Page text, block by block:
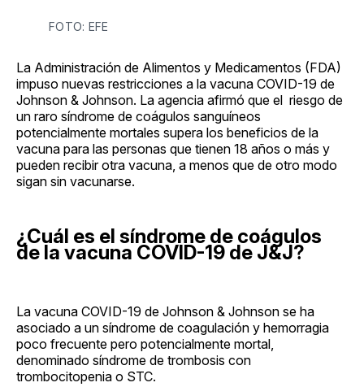
FOTO: EFE
La Administración de Alimentos y Medicamentos (FDA)
impuso nuevas restricciones a la vacuna COVID-19 de
Johnson & Johnson. La agencia afirmó que el riesgo de
un raro síndrome de coágulos sanguíneos
potencialmente mortales supera los beneficios de la
vacuna para las personas que tienen 18 años o más y
pueden recibir otra vacuna, a menos que de otro modo
sigan sin vacunarse.
¿Cuál es el síndrome de coágulos
de la vacuna COVID-19 de J&J?
La vacuna COVID-19 de Johnson & Johnson se ha
asociado a un síndrome de coagulación y hemorragia
poco frecuente pero potencialmente mortal,
denominado síndrome de trombosis con
trombocitopenia o STC.